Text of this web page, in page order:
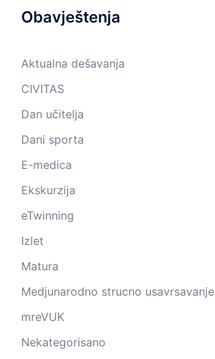
Obavještenja
Aktualna dešavanja
CIVITAS
Dan učitelja
Dani sporta
E-medica
Ekskurzija
eTwinning
Izlet
Matura
Medjunarodno strucno usavrsavanje
mreVUK
Nekategorisano